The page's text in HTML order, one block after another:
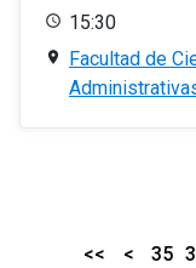
15:30
Facultad de
<< < 35